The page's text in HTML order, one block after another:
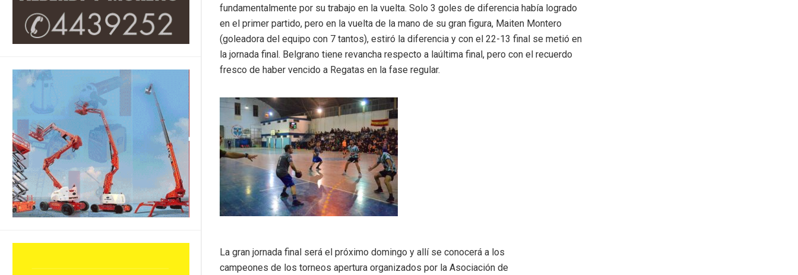
fundamentalmente por su trabajo en la vuelta. Solo 3 goles de diferencia había logrado
en el primer partido, pero en la vuelta de la mano de su gran figura, Maiten Montero
(goleadora del equipo con 7 tantos), estiró la diferencia y con el 22-13 final se metió en
la jornada final. Belgrano tiene revancha respecto a laúltima final, pero con el recuerdo
fresco de haber vencido a Regatas en la fase regular.
La gran jornada final será el próximo domingo y allí se conocerá a los
campeones de los torneos apertura organizados por la Asociación de